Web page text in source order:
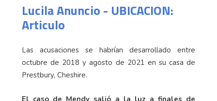
Lucila Anuncio - UBICACION:
Articulo
Las acusaciones se habrían desarrollado entre
octubre de 2018 y agosto de 2021 en su casa de
Prestbury, Cheshire.
El caso de Mendy salió a la luz a finales de